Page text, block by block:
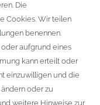
Die
Cookies. Wir teilen
benennen.
aufgrund eines
kann erteilt oder
einzuwilligen und die
oder zu
weitere Hinweise zur